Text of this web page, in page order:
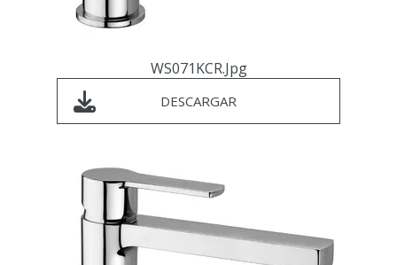
WS071KCR.jpg
DESCARGAR